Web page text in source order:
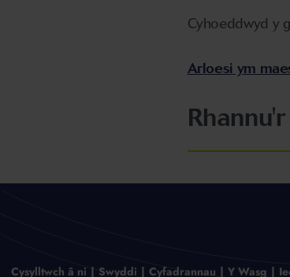
Cyhoeddwyd y
Arloesi ym
Cysylltwch â ni Swyddi Cyfadrannau Y Wasg